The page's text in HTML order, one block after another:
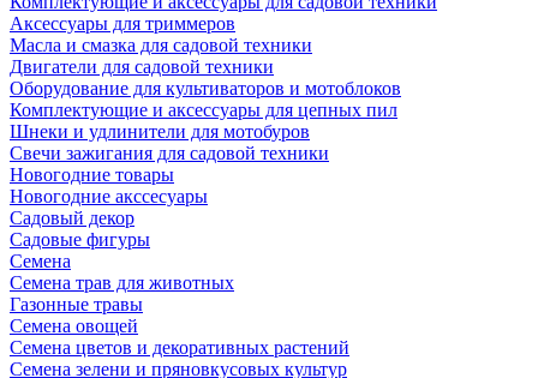
Аксессуары для триммеров
Масла и смазка для садовой техники
Двигатели для садовой техники
Оборудование для культиваторов и мотоблоков
Комплектующие и аксессуары для цепных пил
Шнеки и удлинители для мотобуров
Свечи зажигания для садовой техники
Новогодние товары
Новогодние акссесуары
Садовый декор
Садовые фигуры
Семена
Семена трав для животных
Газонные травы
Семена овощей
Семена цветов и декоративных растений
Семена зелени и пряновкусовых культур